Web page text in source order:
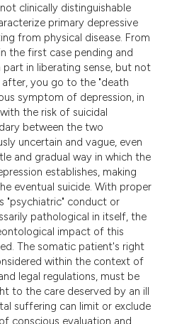
clinically distinguishable
primary depressive
from physical disease. From
the first case pending and
part in liberating sense, but not
you go to the "death
symptom of depression, in
the risk of suicidal
between the two
uncertain and vague, even
and gradual way in which the
establishes, making
eventual suicide. With proper
"psychiatric" conduct or
pathological in itself, the
impact of this
The somatic patient's right
within the context of
legal regulations, must be
to the care deserved by an ill
suffering can limit or exclude
conscious evaluation and